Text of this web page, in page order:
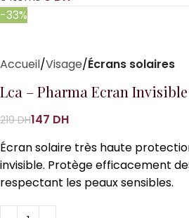
-33%
Accueil Visage Écrans solaires
Lca – Pharma Ecran Invisible
219DH147 DH
Écran solaire très haute
invisible. Protège efficacement
respectant les peaux sensibles.